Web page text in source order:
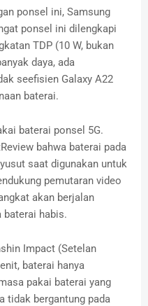
ponsel ini, Samsung
ponsel ini dilengkapi
TDP (10 W, bukan
daya, ada
seefisien Galaxy A22
baterai.
baterai ponsel 5G.
bahwa baterai pada
saat digunakan untuk
pemutaran video
akan berjalan
baterai habis.
Impact (Setelan
baterai hanya
pakai baterai yang
tidak bergantung pada